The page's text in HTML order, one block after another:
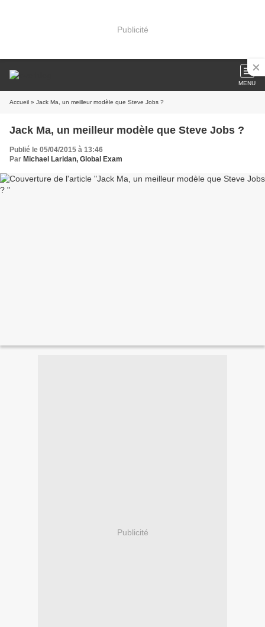
Publicité
MENU
Accueil » Jack Ma, un meilleur modèle que Steve Jobs ?
Jack Ma, un meilleur modèle que Steve Jobs ?
Publié le 05/04/2015 à 13:46
Par Michael Laridan, Global Exam
Publicité